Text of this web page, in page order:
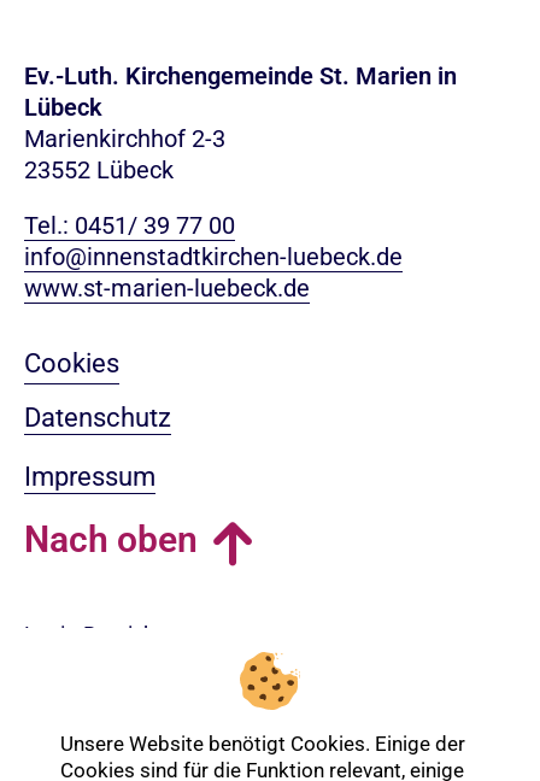
Ev.-Luth. Kirchengemeinde St. Marien in
Lübeck
Marienkirchhof 2-3
23552 Lübeck
Tel.: 0451/ 39 77 00
info@innenstadtkirchen-luebeck.de
www.st-marien-luebeck.de
Cookies
Datenschutz
Impressum
Nach oben
Login-Bereich
Unsere Website benötigt Cookies. Einige der
Cookies sind für die Funktion relevant, einige